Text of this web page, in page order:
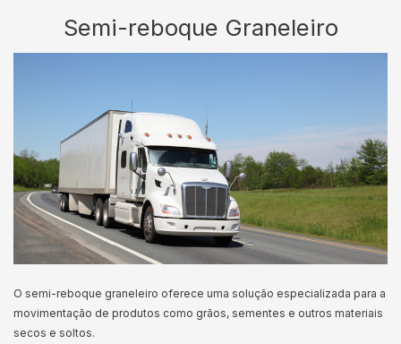
Semi-reboque Graneleiro
O semi-reboque graneleiro oferece uma solução especializada para a
movimentação de produtos como grãos, sementes e outros materiais
secos e soltos.